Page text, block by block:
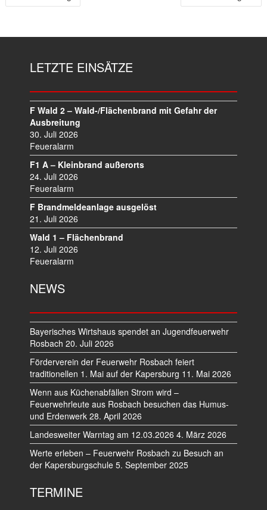
B
LETZTE EINSÄTZE
F Wald 2 – Wald-/Flächenbrand mit Gefahr der
Ausbreitung
30. Juli 2026
Feueralarm
F1 A – Kleinbrand außerorts
24. Juli 2026
Feueralarm
F Brandmeldeanlage ausgelöst
21. Juli 2026
Wald 1 – Flächenbrand
12. Juli 2026
Feueralarm
NEWS
Bayerisches Wirtshaus spendet an Jugendfeuerwehr
Rosbach 20. Juli 2026
Förderverein der Feuerwehr Rosbach feiert
traditionellen 1. Mai auf der Kapersburg 11. Mai 2026
Wenn aus Küchenabfällen Strom wird –
Feuerwehrleute aus Rosbach besuchen das Humus-
und Erdenwerk 28. April 2026
Landesweiter Warntag am 12.03.2026 4. März 2026
Werte erleben – Feuerwehr Rosbach zu Besuch an
der Kapersburgschule 5. September 2025
TERMINE